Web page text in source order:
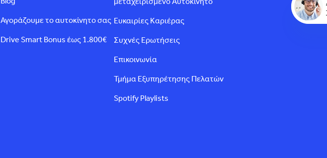
Αγοράζουμε το αυτοκίνητο σας
Drive Smart Bonus έως 1.800€
Ευκαιρίες Καριέρας
Συχνές Ερωτήσεις
Επικοινωνία
Τμήμα Εξυπηρέτησης Πελατών
Spotify Playlists